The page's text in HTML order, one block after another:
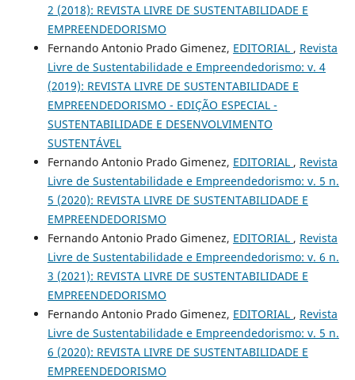
2 (2018): REVISTA LIVRE DE SUSTENTABILIDADE E
EMPREENDEDORISMO
Fernando Antonio Prado Gimenez, EDITORIAL , Revista
Livre de Sustentabilidade e Empreendedorismo: v. 4
(2019): REVISTA LIVRE DE SUSTENTABILIDADE E
EMPREENDEDORISMO - EDIÇÃO ESPECIAL -
SUSTENTABILIDADE E DESENVOLVIMENTO
SUSTENTÁVEL
Fernando Antonio Prado Gimenez, EDITORIAL , Revista
Livre de Sustentabilidade e Empreendedorismo: v. 5 n.
5 (2020): REVISTA LIVRE DE SUSTENTABILIDADE E
EMPREENDEDORISMO
Fernando Antonio Prado Gimenez, EDITORIAL , Revista
Livre de Sustentabilidade e Empreendedorismo: v. 6 n.
3 (2021): REVISTA LIVRE DE SUSTENTABILIDADE E
EMPREENDEDORISMO
Fernando Antonio Prado Gimenez, EDITORIAL , Revista
Livre de Sustentabilidade e Empreendedorismo: v. 5 n.
6 (2020): REVISTA LIVRE DE SUSTENTABILIDADE E
EMPREENDEDORISMO